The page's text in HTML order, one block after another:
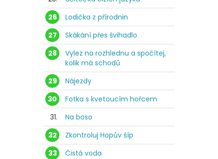
26
Lodička z přírodnin
27
Skákání přes švihadlo
28
Vylez na rozhlednu a spočítej,
kolik má schodů
29
Nájezdy
30
Fotka s kvetoucím hořcem
31.
Na boso
32
Zkontroluj Hopův šíp
33
Čistá voda